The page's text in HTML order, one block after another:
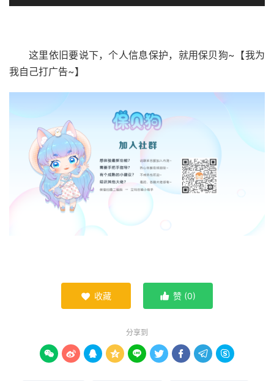
这里依旧要说下，个人信息保护，就用保贝狗~【我为
我自己打广告~】
 收藏  赞 (0)
分享到
        